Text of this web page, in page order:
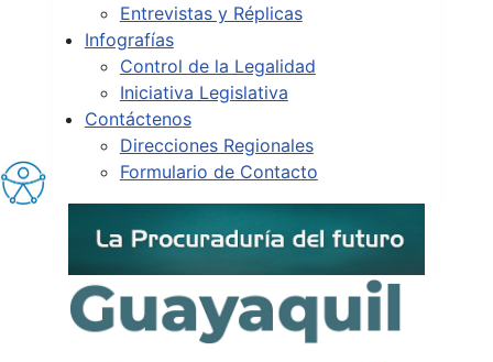
Entrevistas y Réplicas
Infografías
Control de la Legalidad
Iniciativa Legislativa
Contáctenos
Direcciones Regionales
Formulario de Contacto